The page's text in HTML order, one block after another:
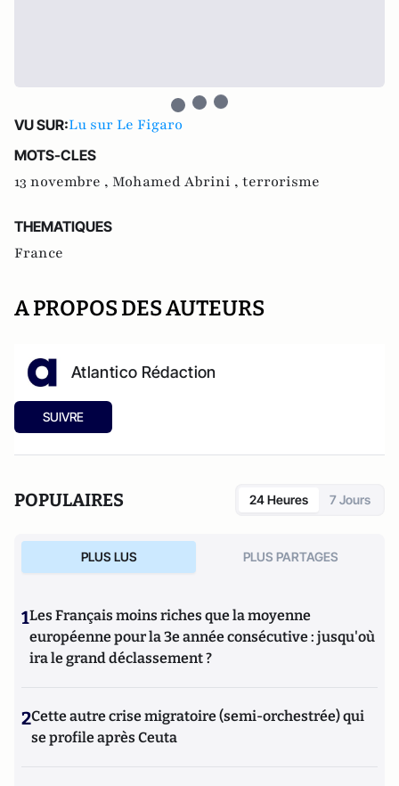
VU SUR:Lu sur Le Figaro
MOTS-CLES
13 novembre , Mohamed Abrini , terrorisme
THEMATIQUES
France
A PROPOS DES AUTEURS
Atlantico Rédaction
SUIVRE
POPULAIRES 24 Heures 7 Jours
PLUS LUS PLUS PARTAGES
1Les Français moins riches que la moyenne
européenne pour la 3e année consécutive : jusqu'où
ira le grand déclassement ?
2Cette autre crise migratoire (semi-orchestrée) qui
se profile après Ceuta